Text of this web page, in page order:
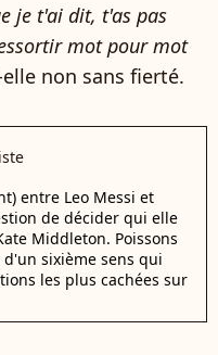
je t'ai dit, t'as pas
mot pour mot
non sans fierté.
entre Leo Messi et
de décider qui elle
Middleton. Poissons
sixième sens qui
les plus cachées sur